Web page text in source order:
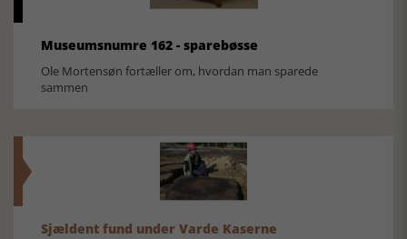
Museumsnumre 162 - sparebøsse
Ole Mortensøn fortæller om, hvordan man sparede
sammen
Sjældent fund under Varde Kaserne